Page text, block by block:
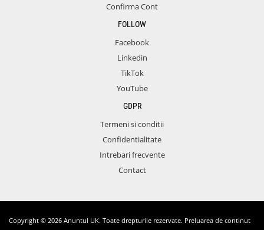
Confirma Cont
FOLLOW
Facebook
Linkedin
TikTok
YouTube
GDPR
Termeni si conditii
Confidentialitate
Intrebari frecvente
Contact
Copyright © 2026 Anuntul UK. Toate drepturile rezervate. Preluarea de continut